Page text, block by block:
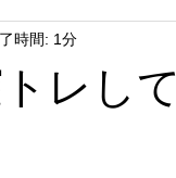
レし
時間: 1分